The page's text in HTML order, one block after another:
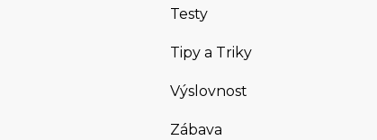
Testy
Tipy a Triky
Výslovnost
Zábava